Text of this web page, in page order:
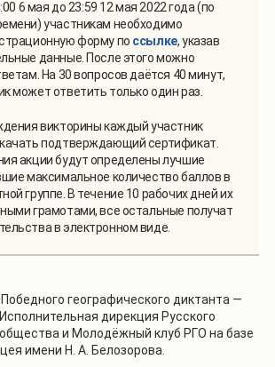
6 мая до 23:59 12 мая 2022 года (по
участникам необходимо
форму по ссылке, указав
данные. После этого можно
На 30 вопросов даётся 40 минут,
может ответить только один раз.
викторины каждый участник
подтверждающий сертификат.
акции будут определены лучшие
максимальное количество баллов в
группе. В течение 10 рабочих дней их
грамотами, все остальные получат
в электронном виде.
географического диктанта —
дирекция Русского
и Молодёжный клуб РГО на базе
имени Н. А. Белозорова.